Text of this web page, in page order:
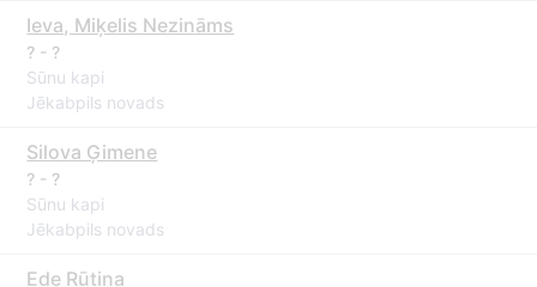
Ieva, Miķelis Nezināms
? - ?
Sūnu kapi
Jēkabpils novads
Silova Ģimene
? - ?
Sūnu kapi
Jēkabpils novads
Ede Rūtiņa